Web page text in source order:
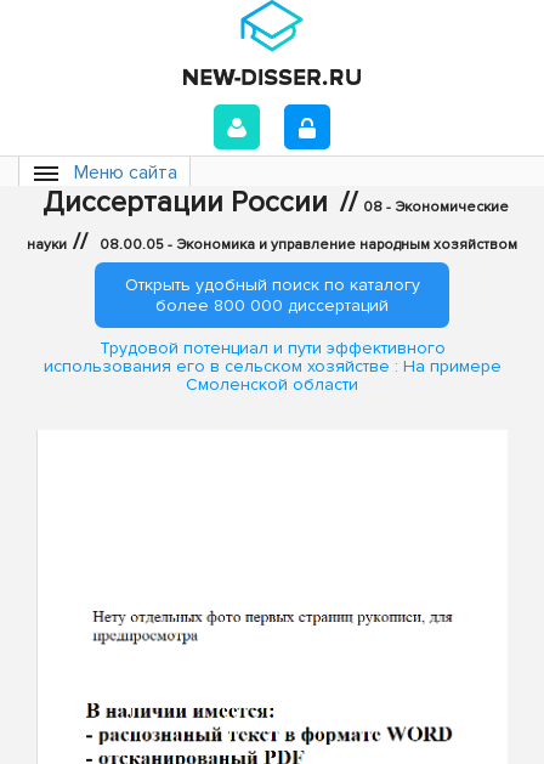
Меню сайта
Диссертации России // 08 - Экономические
науки // 08.00.05 - Экономика и управление народным хозяйством
Открыть удобный поиск по каталогу
более 800 000 диссертаций
Трудовой потенциал и пути эффективного
использования его в сельском хозяйстве : На примере
Смоленской области